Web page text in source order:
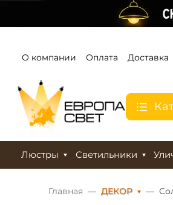
О компании Оплата Доставка
Люстры Светильники
Главная ДЕКОР